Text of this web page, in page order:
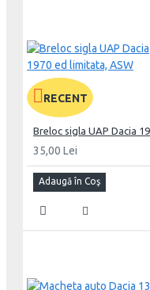
RECENT
35,00 Lei
Adaugă în Coş